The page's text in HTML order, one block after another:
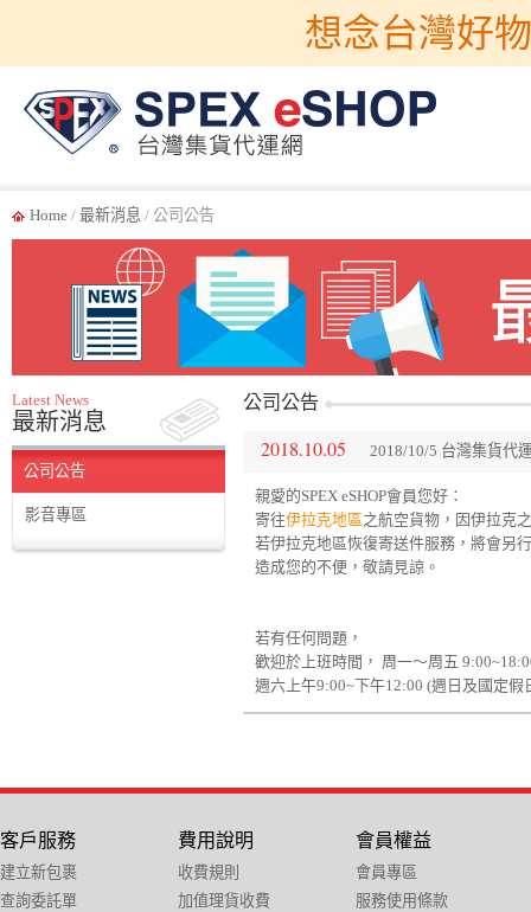
想念台灣好
Home / 最新消息 / 公司公告
Latest News
最新消息
公司公告
影音專區
公司公告
2018.10.05 2018/10/5 台灣集貨代
親愛的SPEX eSHOP會員您好：
寄往伊拉克地區之航空貨物，因伊拉克
若伊拉克地區恢復寄送件服務，將會另
造成您的不便，敬請見諒。
若有任何問題，
歡迎於上班時間， 周一～周五
週六上午9:00~下午12:00 (週日及國定假
客戶服務
建立新包裹
查詢委託單
費用說明
收費規則
加值理貨收費
會員權益
會員專區
服務使用條款